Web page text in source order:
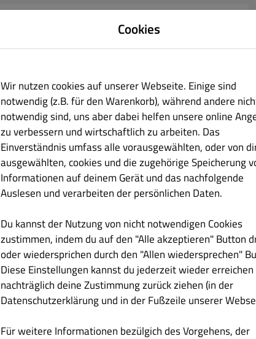
Endzeit
14:30
20:00
Lieferung Abholung
GESCHLOSSEN
(12:00 - 15:00)
(17:30 - 23:00)
Cookies
Wir nutzen cookies auf unserer Webseite. Einige sind
notwendig (z.B. für den Warenkorb), während andere
notwendig sind, uns aber dabei helfen unsere online
zu verbessern und wirtschaftlich zu arbeiten. Das
Einverständnis umfass alle vorausgewählten, oder von
ausgewählten, cookies und die zugehörige Speicherung
Informationen auf deinem Gerät und das nachfolgende
Auslesen und verarbeiten der persönlichen Daten.
Du kannst der Nutzung von nicht notwendigen Cookies
zustimmen, indem du auf den "Alle akzeptieren" Button
oder wiedersprichen durch den "Allen wiedersprechen"
Diese Einstellungen kannst du jederzeit wieder erreichen
nachträglich deine Zustimmung zurück ziehen (in der
Datenschutzerklärung und in der Fußzeile unserer
Für weitere Informationen bezülgich des Vorgehens, der